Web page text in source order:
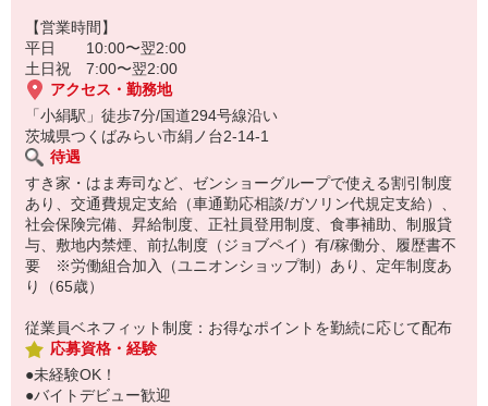
【営業時間】
平日 10:00〜翌2:00
土日祝 7:00〜翌2:00
アクセス・勤務地
「小絹駅」徒歩7分/国道294号線沿い
茨城県つくばみらい市絹ノ台2-14-1
待遇
すき家・はま寿司など、ゼンショーグループで使える割引制度
あり、交通費規定支給（車通勤応相談/ガソリン代規定支給）、
社会保険完備、昇給制度、正社員登用制度、食事補助、制服貸
与、敷地内禁煙、前払制度（ジョブペイ）有/稼働分、履歴書不
要 ※労働組合加入（ユニオンショップ制）あり、定年制度あ
り（65歳）
従業員ベネフィット制度：お得なポイントを勤続に応じて配布
応募資格・経験
●未経験OK！
●バイトデビュー歓迎